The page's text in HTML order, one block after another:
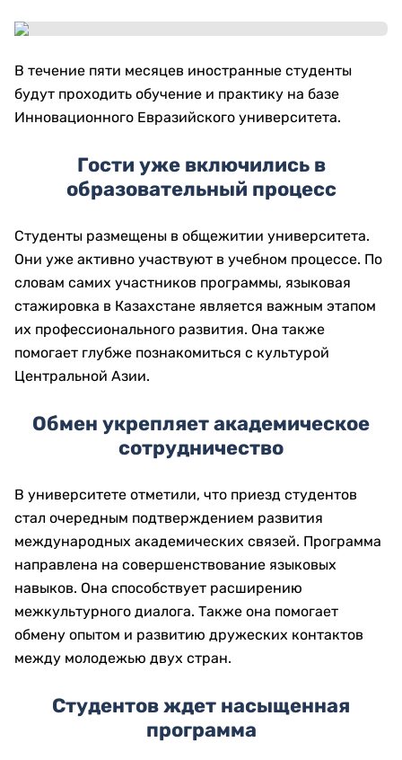
В течение пяти месяцев иностранные студенты
будут проходить обучение и практику на базе
Инновационного Евразийского университета.
Гости уже включились в
образовательный процесс
Студенты размещены в общежитии университета.
Они уже активно участвуют в учебном процессе. По
словам самих участников программы, языковая
стажировка в Казахстане является важным этапом
их профессионального развития. Она также
помогает глубже познакомиться с культурой
Центральной Азии.
Обмен укрепляет академическое
сотрудничество
В университете отметили, что приезд студентов
стал очередным подтверждением развития
международных академических связей. Программа
направлена на совершенствование языковых
навыков. Она способствует расширению
межкультурного диалога. Также она помогает
обмену опытом и развитию дружеских контактов
между молодежью двух стран.
Студентов ждет насыщенная
программа